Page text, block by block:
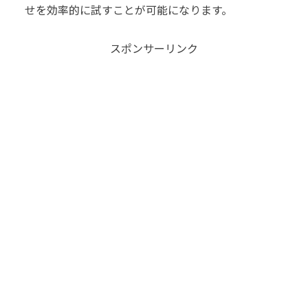
せを効率的に試すことが可能になります。
スポンサーリンク